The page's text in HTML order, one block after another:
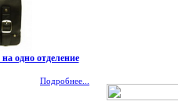
одно отделение
Подробнее...